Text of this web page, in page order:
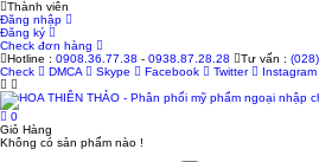
Thành viên
Đăng nhập
Đăng ký
Check đơn hàng
Hotline : 0908.36.77.38 - 0938.87.28.28 Tư vấn :
Check
DMCA Skype Facebook Twitter Instagram
0
Giỏ Hàng
Không có sản phẩm nào !